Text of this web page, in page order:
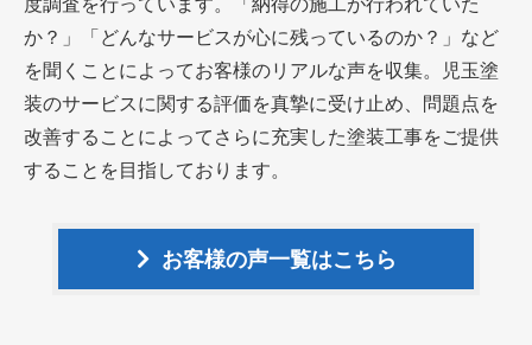
度調査を行っています。「納得の施工が行われていた
か？」「どんなサービスが心に残っているのか？」など
を聞くことによってお客様のリアルな声を収集。児玉塗
装のサービスに関する評価を真摯に受け止め、問題点を
改善することによってさらに充実した塗装工事をご提供
することを目指しております。
お客様の声一覧はこちら